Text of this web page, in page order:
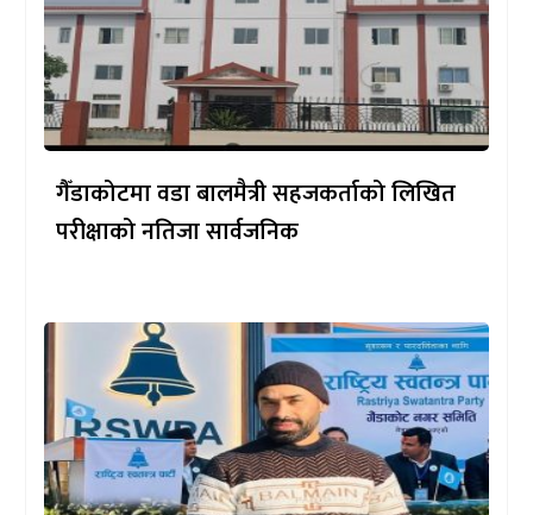
गैँडाकोटमा वडा बालमैत्री सहजकर्ताको लिखित
परीक्षाको नतिजा सार्वजनिक